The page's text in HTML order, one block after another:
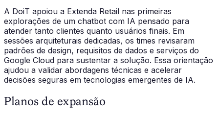
A DoiT apoiou a Extenda Retail nas primeiras
explorações de um chatbot com IA pensado para
atender tanto clientes quanto usuários finais. Em
sessões arquiteturais dedicadas, os times revisaram
padrões de design, requisitos de dados e serviços do
Google Cloud para sustentar a solução. Essa orientação
ajudou a validar abordagens técnicas e acelerar
decisões seguras em tecnologias emergentes de IA.
Planos de expansão